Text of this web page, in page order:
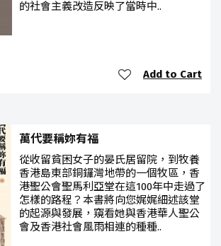
的社會主義改造反映了當時中..
Add to Cart
萬代要稱妳有福
從收留貧困女子的晏氏居留院，到牧養
香港島東部銅鑼灣地帶的一個牧區，香
港聖公會聖馬利亞堂在這100年中走過了
怎樣的路程？本書將向您娓娓細述該堂
的起源與發展，窺看她與香港華人聖公
會及香港社會風雨相連的種種..